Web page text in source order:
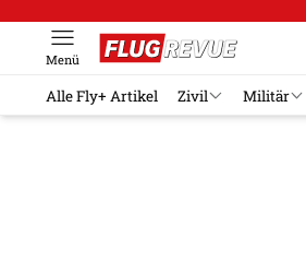
Menü
Alle Fly+ Artikel Zivil Militär